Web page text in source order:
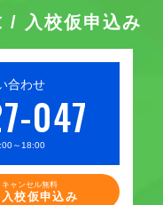
/ 入校仮申込み
合わせ
047
～18:00
キャンセル無料
入校仮申込み